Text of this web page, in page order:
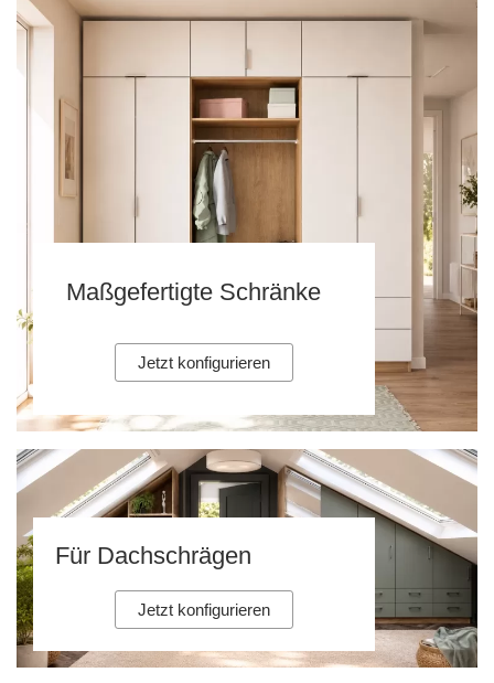
Maßgefertigte Schränke
Jetzt konfigurieren
Für Dachschrägen
Jetzt konfigurieren